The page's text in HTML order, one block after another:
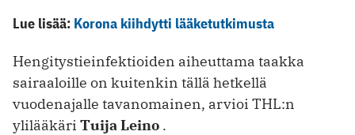
Lue lisää: Korona kiihdytti lääketutkimusta
Hengitystieinfektioiden aiheuttama taakka
sairaaloille on kuitenkin tällä hetkellä
vuodenajalle tavanomainen, arvioi THL:n
ylilääkäri Tuija Leino .